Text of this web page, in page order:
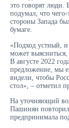
это говорят
подумал, что
стороны Запада
бумаге.
«Подход устный,
может
В августе 2022
предложение, мы
видели, чтобы
стол», – отметил
На уточняющий
Пашинян
предпринимала